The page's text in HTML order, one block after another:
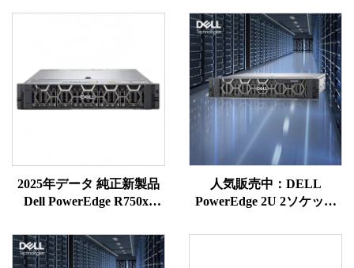
2025年データ 純正新製品
Dell PowerEdge R750xs
2U ラックサーバー
人気販売中：DELL
PowerEdge 2U 2ソケット
バー R730、R740、R750、